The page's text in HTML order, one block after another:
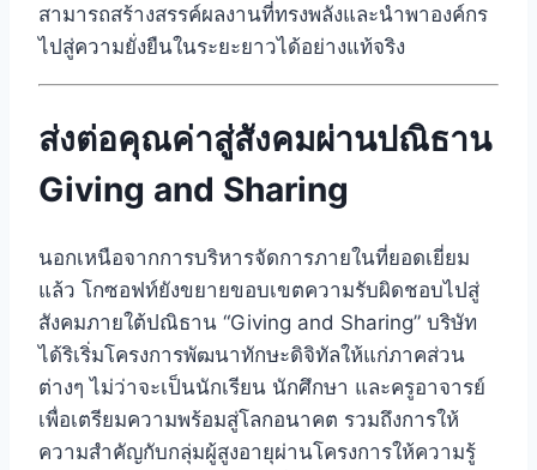
สามารถสร้างสรรค์ผลงานที่ทรงพลังและนำพาองค์กร
ไปสู่ความยั่งยืนในระยะยาวได้อย่างแท้จริง
ส่งต่อคุณค่าสู่สังคมผ่านปณิธาน
Giving and Sharing
นอกเหนือจากการบริหารจัดการภายในที่ยอดเยี่ยม
แล้ว โกซอฟท์ยังขยายขอบเขตความรับผิดชอบไปสู่
สังคมภายใต้ปณิธาน “Giving and Sharing” บริษัท
ได้ริเริ่มโครงการพัฒนาทักษะดิจิทัลให้แก่ภาคส่วน
ต่างๆ ไม่ว่าจะเป็นนักเรียน นักศึกษา และครูอาจารย์
เพื่อเตรียมความพร้อมสู่โลกอนาคต รวมถึงการให้
ความสำคัญกับกลุ่มผู้สูงอายุผ่านโครงการให้ความรู้